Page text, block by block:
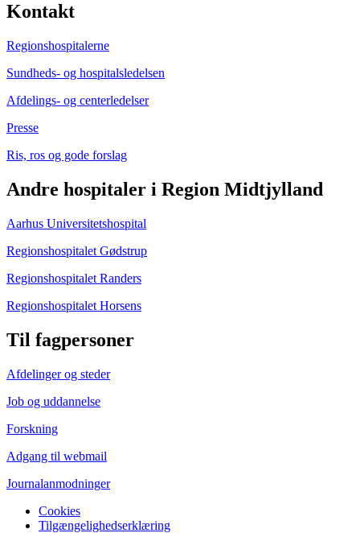
Kontakt
Regionshospitalerne
Sundheds- og hospitalsledelsen
Afdelings- og centerledelser
Presse
Ris, ros og gode forslag
Andre hospitaler i Region Midtjylland
Aarhus Universitetshospital
Regionshospitalet Gødstrup
Regionshospitalet Randers
Regionshospitalet Horsens
Til fagpersoner
Afdelinger og steder
Job og uddannelse
Forskning
Adgang til webmail
Journalanmodninger
Cookies
Tilgængelighedserklæring